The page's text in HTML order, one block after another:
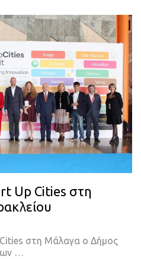
Up Cities στη
στη Μάλαγα ο Δήμος
…